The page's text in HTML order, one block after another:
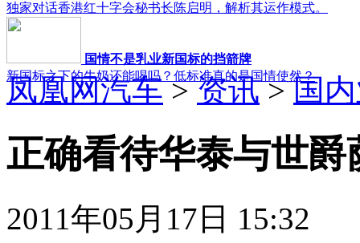
独家对话香港红十字会秘书长陈启明，解析其运作模式。
国情不是乳业新国标的挡箭牌
新国标之下的牛奶还能喝吗？低标准真的是国情使然？
凤凰网汽车>资讯>国
正确看待华泰与世爵
2011年05月17日 15:32